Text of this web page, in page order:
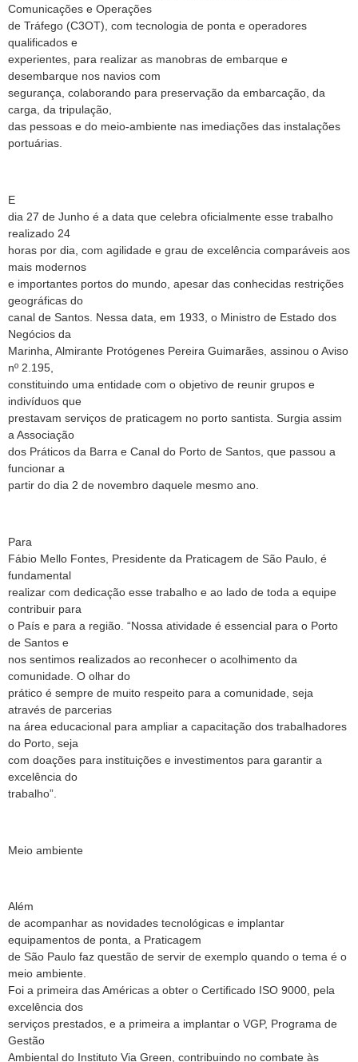
Comunicações e Operações
de Tráfego (C3OT), com tecnologia de ponta e operadores
qualificados e
experientes, para realizar as manobras de embarque e
desembarque nos navios com
segurança, colaborando para preservação da embarcação, da
carga, da tripulação,
das pessoas e do meio-ambiente nas imediações das instalações
portuárias.
E
dia 27 de Junho é a data que celebra oficialmente esse trabalho
realizado 24
horas por dia, com agilidade e grau de excelência comparáveis aos
mais modernos
e importantes portos do mundo, apesar das conhecidas restrições
geográficas do
canal de Santos. Nessa data, em 1933, o Ministro de Estado dos
Negócios da
Marinha, Almirante Protógenes Pereira Guimarães, assinou o Aviso
nº 2.195,
constituindo uma entidade com o objetivo de reunir grupos e
indivíduos que
prestavam serviços de praticagem no porto santista. Surgia assim
a Associação
dos Práticos da Barra e Canal do Porto de Santos, que passou a
funcionar a
partir do dia 2 de novembro daquele mesmo ano.
Para
Fábio Mello Fontes, Presidente da Praticagem de São Paulo, é
fundamental
realizar com dedicação esse trabalho e ao lado de toda a equipe
contribuir para
o País e para a região. “Nossa atividade é essencial para o Porto
de Santos e
nos sentimos realizados ao reconhecer o acolhimento da
comunidade. O olhar do
prático é sempre de muito respeito para a comunidade, seja
através de parcerias
na área educacional para ampliar a capacitação dos trabalhadores
do Porto, seja
com doações para instituições e investimentos para garantir a
excelência do
trabalho”.
Meio ambiente
Além
de acompanhar as novidades tecnológicas e implantar
equipamentos de ponta, a Praticagem
de São Paulo faz questão de servir de exemplo quando o tema é o
meio ambiente.
Foi a primeira das Américas a obter o Certificado ISO 9000, pela
excelência dos
serviços prestados, e a primeira a implantar o VGP, Programa de
Gestão
Ambiental do Instituto Via Green, contribuindo no combate às